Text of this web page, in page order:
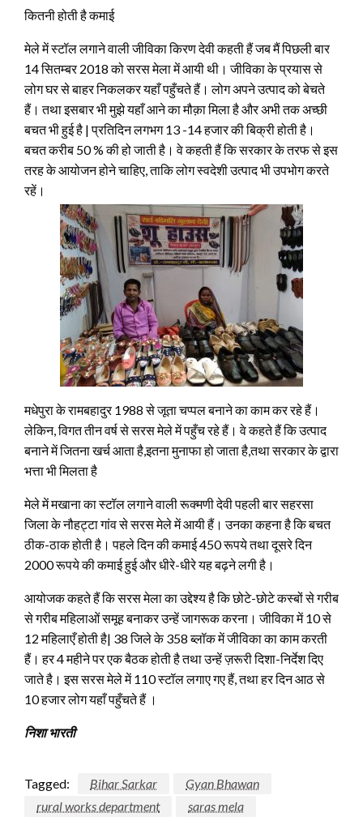
कितनी होती है कमाई
मेले में स्टॉल लगाने वाली जीविका किरण देवी कहती हैं जब मैं पिछली बार
14 सितम्बर 2018 को सरस मेला में आयी थी। जीविका के प्रयास से
लोग घर से बाहर निकलकर यहाँ पहुँचते हैं। लोग अपने उत्पाद को बेचते
हैं। तथा इसबार भी मुझे यहाँ आने का मौक़ा मिला है और अभी तक अच्छी
बचत भी हुई है | प्रतिदिन लगभग 13 -14 हजार की बिक्री होती है।
बचत करीब 50 % की हो जाती है। वे कहती हैं कि सरकार के तरफ से इस
तरह के आयोजन होने चाहिए, ताकि लोग स्वदेशी उत्पाद भी उपभोग करते
रहें।
मधेपुरा के रामबहादुर 1988 से जूता चप्पल बनाने का काम कर रहे हैं।
लेकिन, विगत तीन वर्ष से सरस मेले में पहुँच रहे हैं। वे कहते हैं कि उत्पाद
बनाने में जितना खर्च आता है,इतना मुनाफा हो जाता है,तथा सरकार के द्वारा
भत्ता भी मिलता है
मेले में मखाना का स्टॉल लगाने वाली रूक्मणी देवी पहली बार सहरसा
जिला के नौहट्टा गांव से सरस मेले में आयी हैं। उनका कहना है कि बचत
ठीक-ठाक होती है। पहले दिन की कमाई 450 रूपये तथा दूसरे दिन
2000 रूपये की कमाई हुई और धीरे-धीरे यह बढ़ने लगी है।
आयोजक कहते हैं कि सरस मेला का उद्देश्य है कि छोटे-छोटे कस्बों से गरीब
से गरीब महिलाओं समूह बनाकर उन्हें जागरूक करना। जीविका में 10 से
12 महिलाएँ होती है| 38 जिले के 358 ब्लॉक में जीविका का काम करती
हैं। हर 4 महीने पर एक बैठक होती है तथा उन्हें ज़रूरी दिशा-निर्देश दिए
जाते है। इस सरस मेले में 110 स्टॉल लगाए गए हैं, तथा हर दिन आठ से
10 हजार लोग यहाँ पहुँचते हैं ।
निशा भारती
Tagged: Bihar Sarkar
Gyan Bhawan
rural works department
saras mela